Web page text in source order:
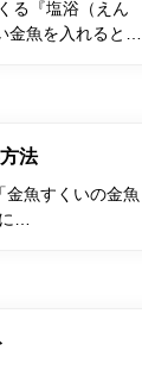
る『塩浴（えん
金魚を入れると…
法
魚すくいの金魚
に…